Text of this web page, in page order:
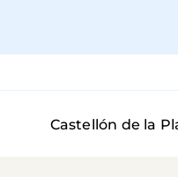
14 de